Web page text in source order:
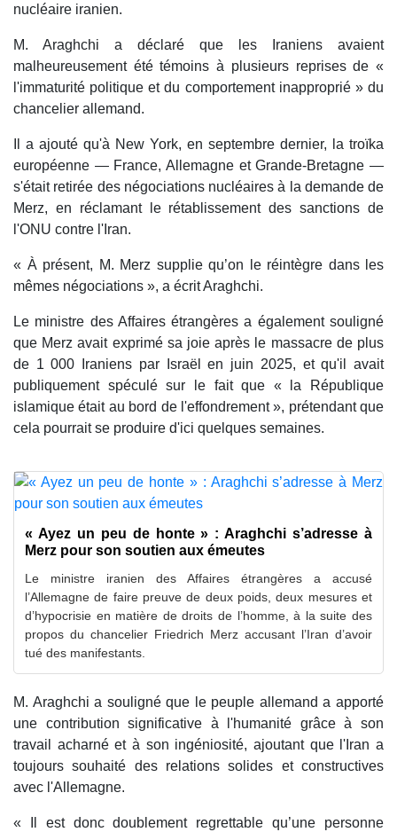
nucléaire iranien.
M. Araghchi a déclaré que les Iraniens avaient
malheureusement été témoins à plusieurs reprises de «
l'immaturité politique et du comportement inapproprié » du
chancelier allemand.
Il a ajouté qu'à New York, en septembre dernier, la troïka
européenne — France, Allemagne et Grande-Bretagne —
s'était retirée des négociations nucléaires à la demande de
Merz, en réclamant le rétablissement des sanctions de
l'ONU contre l'Iran.
« À présent, M. Merz supplie qu’on le réintègre dans les
mêmes négociations », a écrit Araghchi.
Le ministre des Affaires étrangères a également souligné
que Merz avait exprimé sa joie après le massacre de plus
de 1 000 Iraniens par Israël en juin 2025, et qu'il avait
publiquement spéculé sur le fait que « la République
islamique était au bord de l'effondrement », prétendant que
cela pourrait se produire d'ici quelques semaines.
« Ayez un peu de honte » : Araghchi s’adresse à
Merz pour son soutien aux émeutes
Le ministre iranien des Affaires étrangères a accusé
l’Allemagne de faire preuve de deux poids, deux mesures et
d’hypocrisie en matière de droits de l’homme, à la suite des
propos du chancelier Friedrich Merz accusant l’Iran d’avoir
tué des manifestants.
M. Araghchi a souligné que le peuple allemand a apporté
une contribution significative à l'humanité grâce à son
travail acharné et à son ingéniosité, ajoutant que l'Iran a
toujours souhaité des relations solides et constructives
avec l'Allemagne.
« Il est donc doublement regrettable qu’une personne